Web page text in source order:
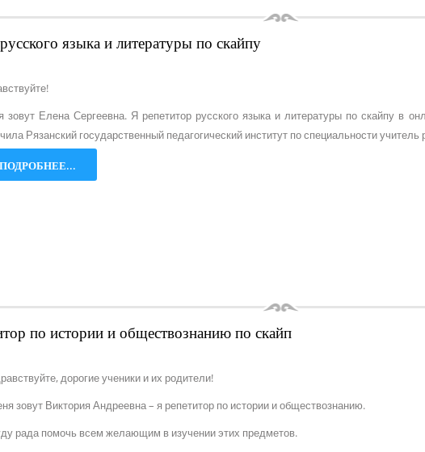
языка и литературы по скайпу
зовут Елена Сергеевна. Я репетитор русского языка и литературы по скайпу в
Рязанский государственный педагогический институт по специальности учитель
ПОДРОБНЕЕ...
по истории и обществознанию по скайп
дорогие ученики и их родители!
зовут Виктория Андреевна – я репетитор по истории и обществознанию.
рада помочь всем желающим в изучении этих предметов.